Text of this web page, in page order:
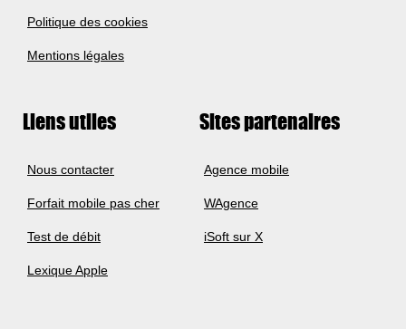
Politique des cookies
Mentions légales
Liens utiles
Nous contacter
Forfait mobile pas cher
Test de débit
Lexique Apple
Sites partenaires
Agence mobile
WAgence
iSoft sur X